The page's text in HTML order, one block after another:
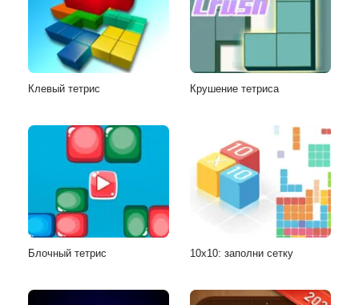
Клевый тетрис Крушение тетриса
Блочный тетрис 10x10: заполни сетку